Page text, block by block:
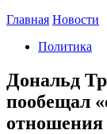
Главная Новости
Политика
Дональд
пообещал